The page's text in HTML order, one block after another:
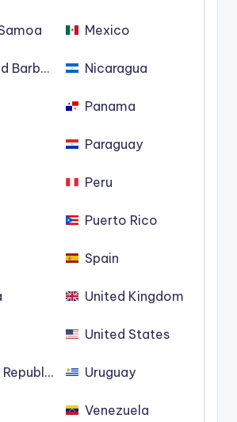
Barbuda
Mexico
Nicaragua
Panama
Paraguay
Peru
Puerto Rico
Spain
United Kingdom
United States
Uruguay
Venezuela